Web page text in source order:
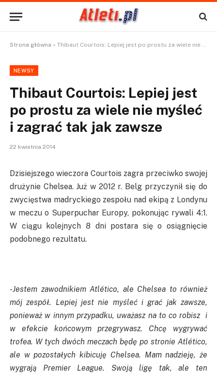
Strona główna » Thibaut Courtois: Lepiej jest po prostu za wiele nie myśleć i zagrać tak jak zawsze
NEWSY
Thibaut Courtois: Lepiej jest
po prostu za wiele nie myśleć
i zagrać tak jak zawsze
22 kwietnia 2014
Dzisiejszego wieczora Courtois zagra przeciwko swojej
drużynie Chelsea. Już w 2012 r. Belg przyczynił się do
zwycięstwa madryckiego zespołu nad ekipą z Londynu
w meczu o Superpuchar Europy, pokonując rywali 4:1.
W ciągu kolejnych 8 dni postara się o osiągnięcie
podobnego rezultatu.
-Jestem zawodnikiem Atlético, ale Chelsea to również
mój zespół. Lepiej jest nie myśleć i grać jak zawsze,
ponieważ w innym przypadku, uważasz na to co robisz i
w efekcie końcowym przegrywasz. Chcę wygrywać
trofea. W tych dwóch meczach będę po stronie Atlético,
ale w pozostałych kibicuję Chelsea. Mam nadzieję, że
wygrają Premier League. Swoją ligę tak, ale ten